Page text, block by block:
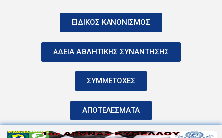
ΕΙΔΙΚΟΣ ΚΑΝΟΝΙΣΜΟΣ
ΑΔΕΙΑ ΑΘΛΗΤΙΚΗΣ ΣΥΝΑΝΤΗΣΗΣ
ΣΥΜΜΕΤΟΧΕΣ
ΑΠΟΤΕΛΕΣΜΑΤΑ